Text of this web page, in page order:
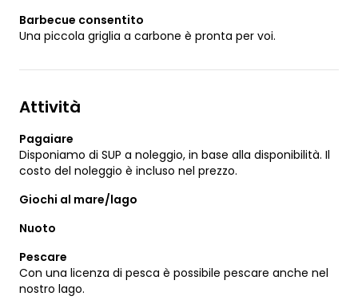
Barbecue consentito
Una piccola griglia a carbone è pronta per voi.
Attività
Pagaiare
Disponiamo di SUP a noleggio, in base alla disponibilità. Il
costo del noleggio è incluso nel prezzo.
Giochi al mare/lago
Nuoto
Pescare
Con una licenza di pesca è possibile pescare anche nel
nostro lago.